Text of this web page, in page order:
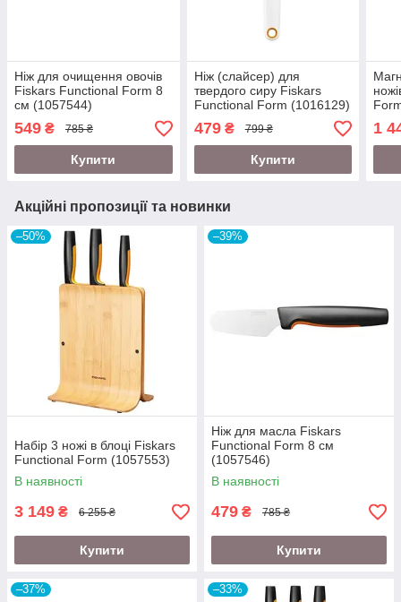
Ніж для очищення овочів
Fiskars Functional Form 8
см (1057544)
549 ₴ 785 ₴
Купити
Ніж (слайсер) для
твердого сиру Fiskars
Functional Form (1016129)
479₴ 799 ₴
Купити
1
Акційні пропозиції та новинки
–50%
Набір 3 ножі в блоці Fiskars
Functional Form (1057553)
В наявності
3 149 ₴ 6 255 ₴
Купити
–39%
Ніж для масла Fiskars
Functional Form 8 см
(1057546)
В наявності
479 ₴ 785 ₴
Купити
–37% –33%